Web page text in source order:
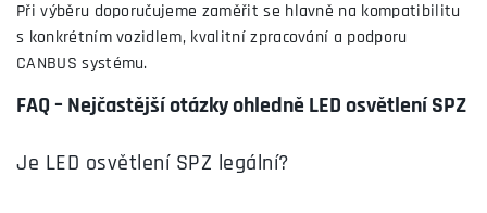
Při výběru doporučujeme zaměřit se hlavně na kompatibilitu
s konkrétním vozidlem, kvalitní zpracování a podporu
CANBUS systému.
FAQ – Nejčastější otázky ohledně LED osvětlení SPZ
Je LED osvětlení SPZ legální?